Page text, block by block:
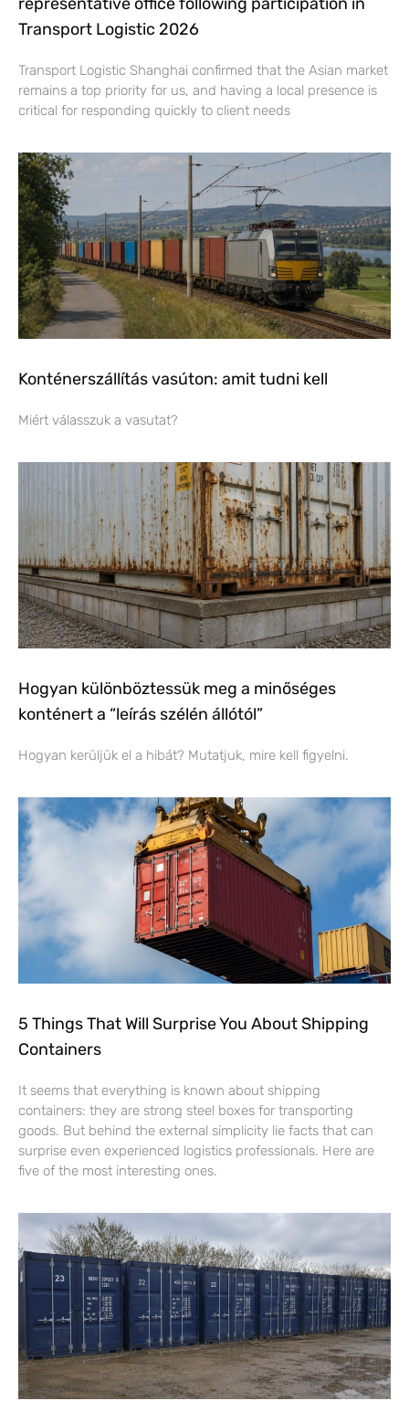
Transport Logistic 2026
Transport Logistic Shanghai confirmed that the Asian market
remains a top priority for us, and having a local presence is
critical for responding quickly to client needs
Konténerszállítás vasúton: amit tudni kell
Miért válasszuk a vasutat?
Hogyan különböztessük meg a minőséges
konténert a “leírás szélén állótól”
Hogyan kerüljük el a hibát? Mutatjuk, mire kell figyelni.
5 Things That Will Surprise You About Shipping
Containers
It seems that everything is known about shipping
containers: they are strong steel boxes for transporting
goods. But behind the external simplicity lie facts that can
surprise even experienced logistics professionals. Here are
five of the most interesting ones.